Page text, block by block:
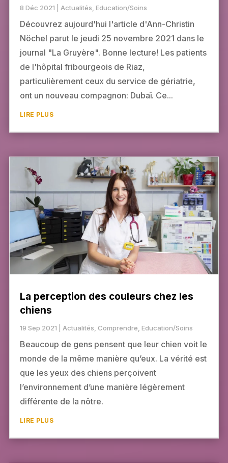
8 Déc 2021 Actualités Education/Soins
Découvrez aujourd'hui l'article d'Ann-Christin
Nöchel parut le jeudi 25 novembre 2021 dans le
journal "La Gruyère". Bonne lecture! Les patients
de l'hôpital fribourgeois de Riaz,
particulièrement ceux du service de gériatrie,
ont un nouveau compagnon: Dubaï. Ce...
LIRE PLUS
La perception des couleurs chez les
chiens
19 Sep 2021 Actualités Comprendre Education/Soins
Beaucoup de gens pensent que leur chien voit le
monde de la même manière qu’eux. La vérité est
que les yeux des chiens perçoivent
l’environnement d’une manière légèrement
différente de la nôtre.
LIRE PLUS